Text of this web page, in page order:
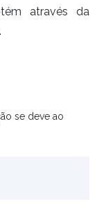
através da
se deve ao